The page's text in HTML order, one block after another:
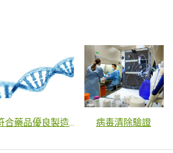
符合藥品優良製造規範 (GMP) 的次世代定序 (NGS) 解決方案 病毒清除驗證